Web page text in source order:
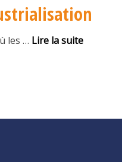
les … Lire la suite